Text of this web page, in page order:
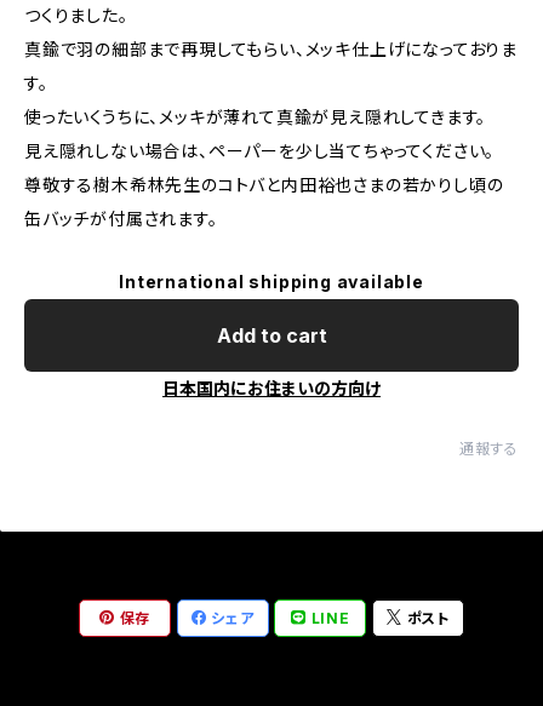
つくりました。
真鍮で羽の細部まで再現してもらい、メッキ仕上げになっておりま
す。
使ったいくうちに、メッキが薄れて真鍮が見え隠れしてきます。
見え隠れしない場合は、ペーパーを少し当てちゃってください。
尊敬する樹木希林先生のコトバと内田裕也さまの若かりし頃の
缶バッチが付属されます。
International shipping available
Add to cart
日本国内にお住まいの方向け
通報する
保存 シェア LINE ポスト